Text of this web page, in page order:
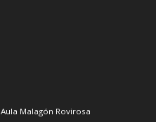
Aula Malagón Rovirosa